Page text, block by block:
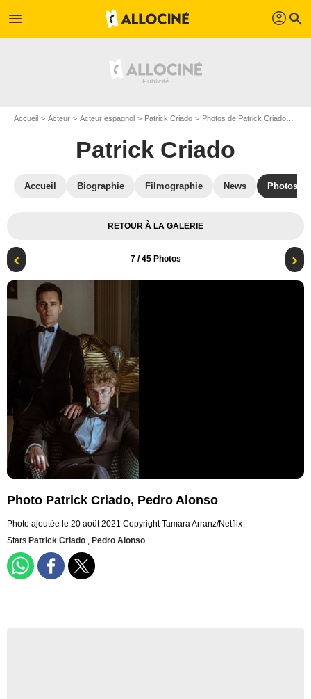
menu profil search
Accueil Acteur Acteur espagnol Patrick Criado Photos de Patrick Criado
Patrick Criado
Accueil Biographie Filmographie News Photos
RETOUR À LA GALERIE
7/ 45 Photos
Photo Patrick Criado, Pedro Alonso
Photo ajoutée le 20 août 2021 Copyright Tamara Arranz/Netflix
Stars Patrick Criado , Pedro Alonso